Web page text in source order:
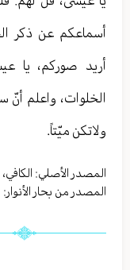
أسماعكم عن ذكر
أريد صوركم، يا
الخلوات، واعلم
ولاتكن ميّتاً.
المصدر الأصلي:
المصدر من بحار